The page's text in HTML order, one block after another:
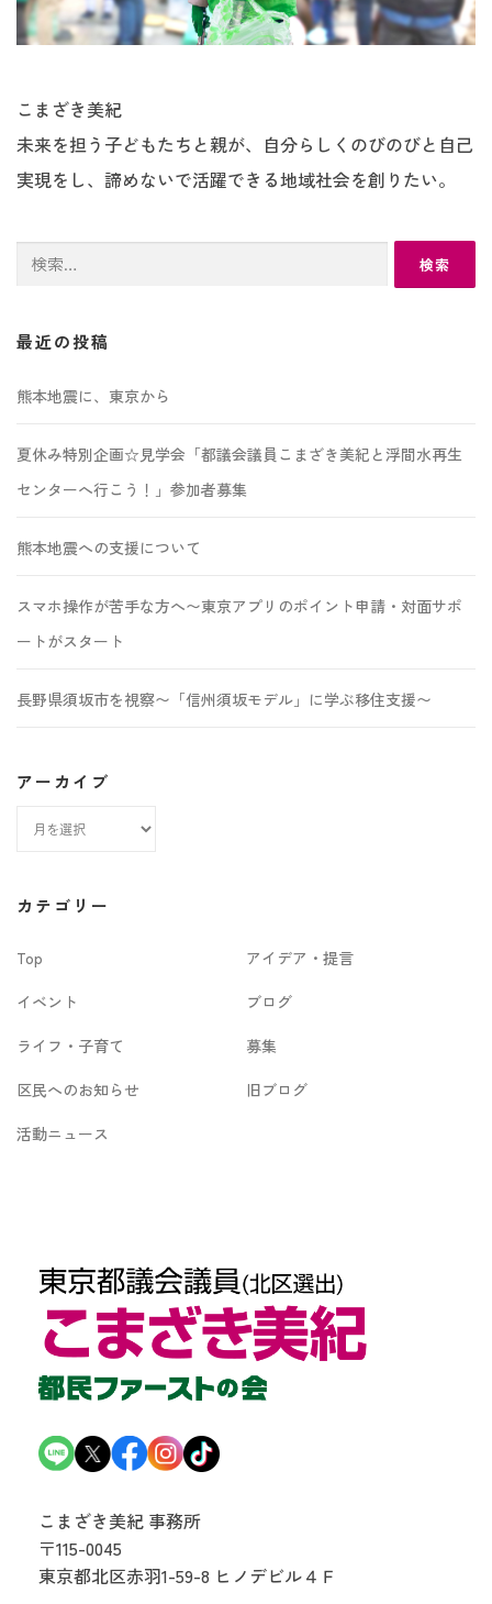
こまざき美紀
未来を担う子どもたちと親が、自分らしくのびのびと自己
実現をし、諦めないで活躍できる地域社会を創りたい。
検
最近の投稿
熊本地震に、東京から
夏休み特別企画☆見学会「都議会議員こまざき美紀と浮間水再生
センターへ行こう！」参加者募集
熊本地震への支援について
スマホ操作が苦手な方へ〜東京アプリのポイント申請・対面サポ
ートがスタート
長野県須坂市を視察〜「信州須坂モデル」に学ぶ移住支援〜
アーカイブ
カ
ブ
カテゴリー
Top
アイデア・提言
イベント
ブログ
ライフ・子育て
募集
区民へのお知らせ
旧ブログ
活動ニュース
こまざき美紀 事務所
〒115-0045
東京都北区赤羽1-59-8 ヒノデビル４Ｆ